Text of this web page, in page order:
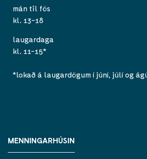
mán til fös
kl. 13-18
laugardaga
kl. 11-15*
*lokað á laugardögum í júní, júlí og
MENNINGARHÚSIN